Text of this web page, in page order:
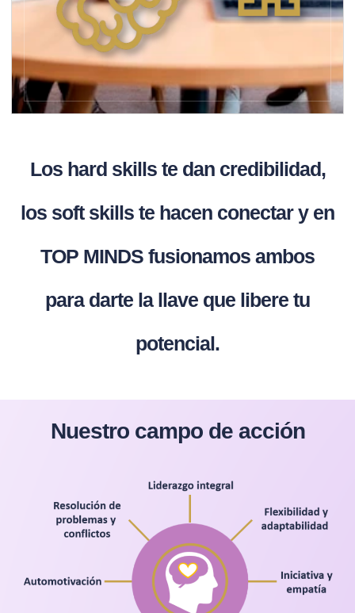
Los hard skills te dan credibilidad,
los soft skills te hacen conectar y en
TOP MINDS fusionamos ambos
para darte la llave que libere tu
potencial.
Nuestro campo de acción